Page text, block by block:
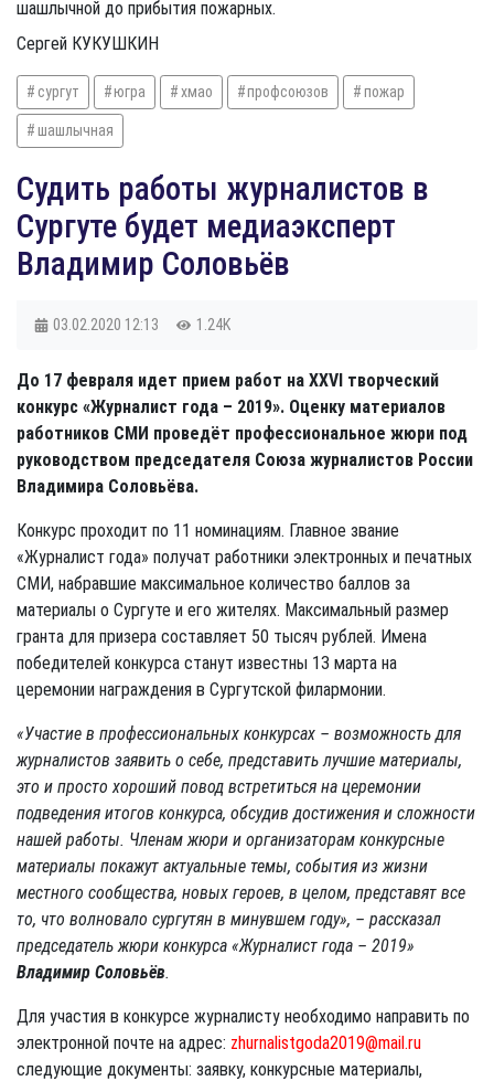
шашлычной до прибытия пожарных.
Сергей КУКУШКИН
сургут югра хмао профсоюзов пожар
шашлычная
Судить работы журналистов в
Сургуте будет медиаэксперт
Владимир Соловьёв
03.02.2020 12:13 1.24K
До 17 февраля идет прием работ на XXVI творческий
конкурс «Журналист года – 2019». Оценку материалов
работников СМИ проведёт профессиональное жюри под
руководством председателя Союза журналистов России
Владимира Соловьёва.
Конкурс проходит по 11 номинациям. Главное звание
«Журналист года» получат работники электронных и печатных
СМИ, набравшие максимальное количество баллов за
материалы о Сургуте и его жителях. Максимальный размер
гранта для призера составляет 50 тысяч рублей. Имена
победителей конкурса станут известны 13 марта на
церемонии награждения в Сургутской филармонии.
«Участие в профессиональных конкурсах – возможность для
журналистов заявить о себе, представить лучшие материалы,
это и просто хороший повод встретиться на церемонии
подведения итогов конкурса, обсудив достижения и сложности
нашей работы. Членам жюри и организаторам конкурсные
материалы покажут актуальные темы, события из жизни
местного сообщества, новых героев, в целом, представят все
то, что волновало сургутян в минувшем году», – рассказал
председатель жюри конкурса «Журналист года – 2019»
Владимир Соловьёв.
Для участия в конкурсе журналисту необходимо направить по
электронной почте на адрес: zhurnalistgoda2019@mail.ru
следующие документы: заявку, конкурсные материалы,